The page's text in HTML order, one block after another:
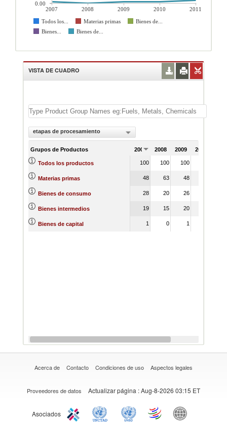
2007 2008 2009 2010
2011
Todos los...
Materias primas
Bienes de...
Bienes...
Bienes de...
0.00
VISTA DE CUADRO
etapas de procesamiento
Grupos de Productos 2007 2008 2009 2010
Todos los productos 100 100 100
Materias primas 48 63 48
Bienes de consumo 28 20 26
Bienes intermedios 19 15 20
Bienes de capital 1 0 1
Acerca de Contacto Condiciones de uso Aspectos legales
Proveedores de datos Actualizar página : Aug-8-2026 03:15 ET
Asociados